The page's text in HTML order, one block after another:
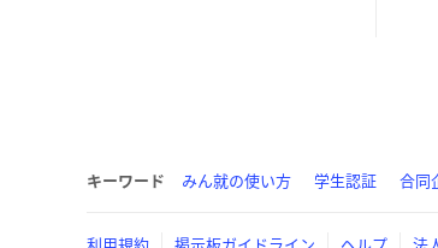
キーワード みん就の使い方 学生認証 合同